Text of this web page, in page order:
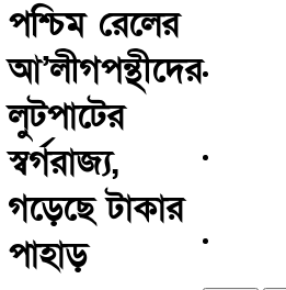
পশ্চিম রেলের
আ’লীগপন্থীদের
লুটপাটের
স্বর্গরাজ্য,
গড়েছে টাকার
পাহাড়